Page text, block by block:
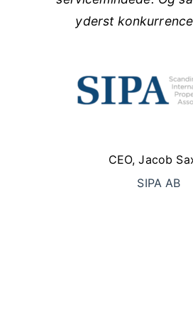
yderst
CEO, Jacob
SIPA AB